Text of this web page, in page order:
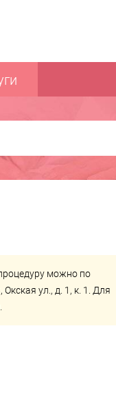
можно по
ул., д. 1, к. 1. Для